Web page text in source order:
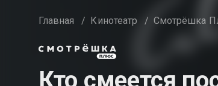
Главная / Кинотеатр / Смотрёшка
Кто смеется